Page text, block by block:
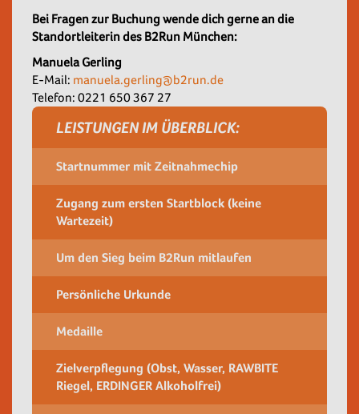
Bei Fragen zur Buchung wende dich gerne an die
Standortleiterin des B2Run München:
Manuela Gerling
E-Mail: manuela.gerling@b2run.de
Telefon: 0221 650 367 27
LEISTUNGEN IM ÜBERBLICK:
Startnummer mit Zeitnahmechip
Zugang zum ersten Startblock (keine
Wartezeit)
Um den Sieg beim B2Run mitlaufen
Persönliche Urkunde
Medaille
Zielverpflegung (Obst, Wasser, RAWBITE
Riegel, ERDINGER Alkoholfrei)